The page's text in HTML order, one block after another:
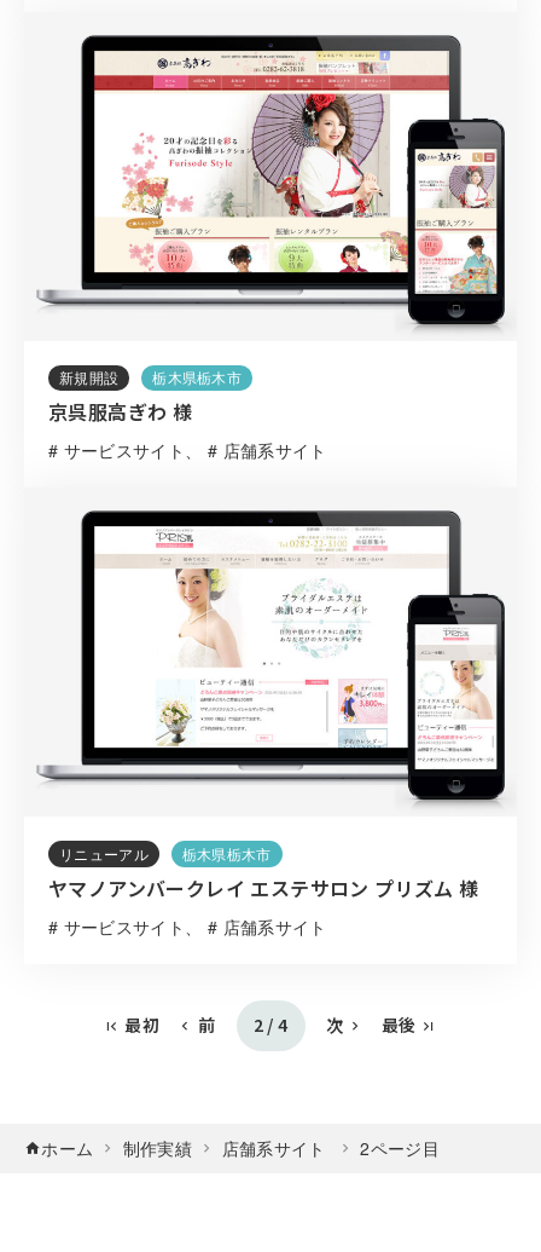
新規開設 栃木県栃木市
京呉服高ぎわ 様
# サービスサイト # 店舗系サイト
リニューアル 栃木県栃木市
ヤマノアンバークレイ エステサロン プリズム 様
# サービスサイト # 店舗系サイト
最初 前 2 / 4 次 最後
ホーム 制作実績 店舗系サイト 2ページ目